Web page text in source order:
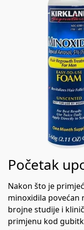
Početak
Nakon što je
minoxidila povećan
brojne studije i
primjenu kod